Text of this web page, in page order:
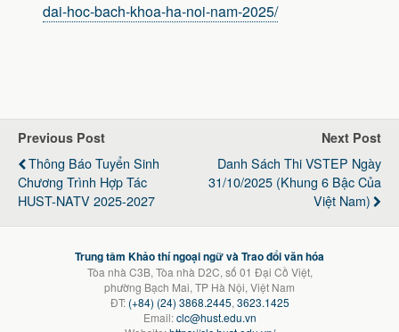
dai-hoc-bach-khoa-ha-noi-nam-2025/
Previous Post
Thông Báo Tuyển Sinh
Chương Trình Hợp Tác
HUST-NATV 2025-2027
Next Post
Danh Sách Thi VSTEP Ngày
31/10/2025 (khung 6 Bậc Của
Việt Nam)
Trung tâm Khảo thí ngoại ngữ và Trao đổi văn hóa
Tòa nhà C3B, Tòa nhà D2C, số 01 Đại Cồ Việt,
phường Bạch Mai, TP Hà Nội, Việt Nam
ĐT: (+84) (24) 3868.2445, 3623.1425
Email:clc@hust.edu.vn